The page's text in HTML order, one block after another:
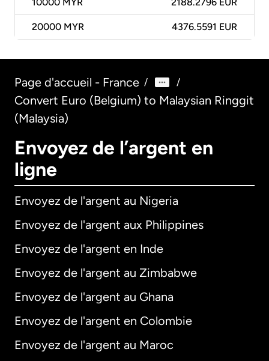
10000 MYR 2188.2796 EUR
20000 MYR 4376.5591 EUR
Page d'accueil - France / /
Convert Euro (Belgium) to Malaysian Ringgit
(Malaysia)
Envoyez de l’argent en
ligne
Envoyez de l'argent au Nigeria
Envoyez de l'argent aux Philippines
Envoyez de l'argent en Inde
Envoyez de l'argent au Zimbabwe
Envoyez de l'argent au Ghana
Envoyez de l'argent en Colombie
Envoyez de l'argent au Maroc